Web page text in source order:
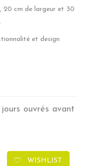
20 cm de largeur et 30
et design
ouvrés avant
WISHLIST